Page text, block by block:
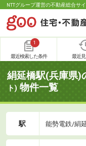
NTTグループ運営の不動産総合サ
1
最近検索した条件 最近
絹延橋駅(兵庫県)
ト) 物件一覧
駅 能勢電鉄/絹